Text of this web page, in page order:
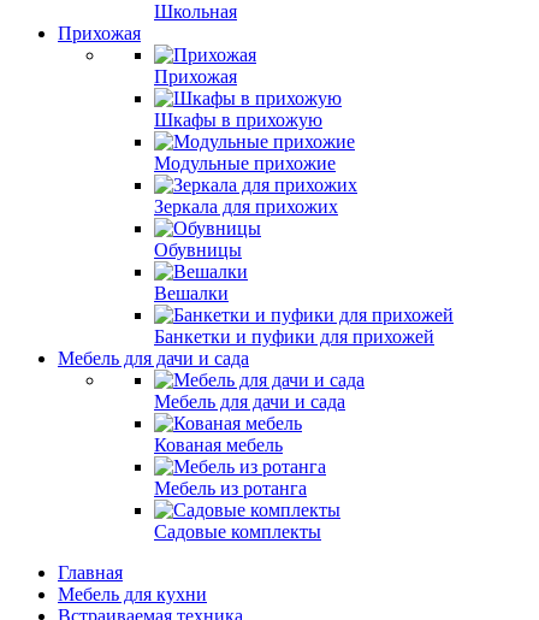
Школьная
Прихожая
Прихожая
Шкафы в прихожую
Модульные прихожие
Зеркала для прихожих
Обувницы
Вешалки
Банкетки и пуфики для прихожей
Мебель для дачи и сада
Мебель для дачи и сада
Кованая мебель
Мебель из ротанга
Садовые комплекты
Главная
Мебель для кухни
Встраиваемая техника